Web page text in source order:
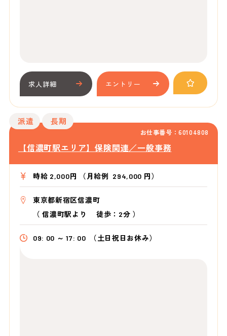
求人詳細 エントリー
お仕事番号：60104808
派遣 長期
【信濃町駅エリア】保険関連／一般事務
時給 2,000円 （月給例 294,000 円）
東京都新宿区信濃町
（信濃町駅より 徒歩：2分 ）
09: 00 ～ 17: 00 （土日祝日お休み）